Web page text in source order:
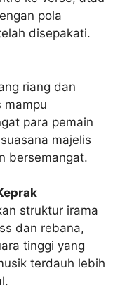
pola
disepakati.
riang dan
mampu
para pemain
majelis
bersemangat.
struktur irama
dan rebana,
tinggi yang
terdauh lebih